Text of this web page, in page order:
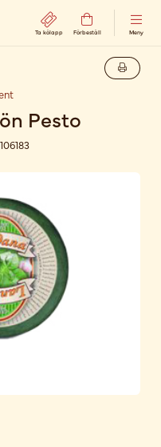
Ta kölapp Förbeställ Meny
Pesto
106183